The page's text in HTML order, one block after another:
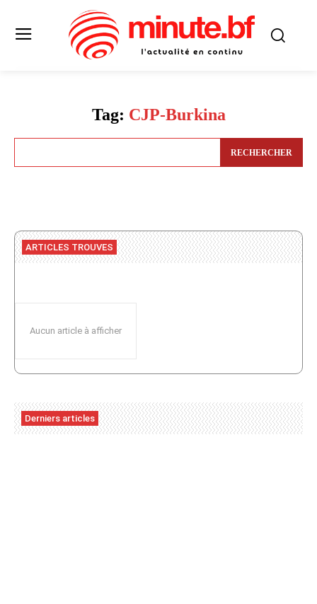
Tag: CJP-Burkina
RECHERCHER
ARTICLES TROUVES
Aucun article à afficher
Derniers articles